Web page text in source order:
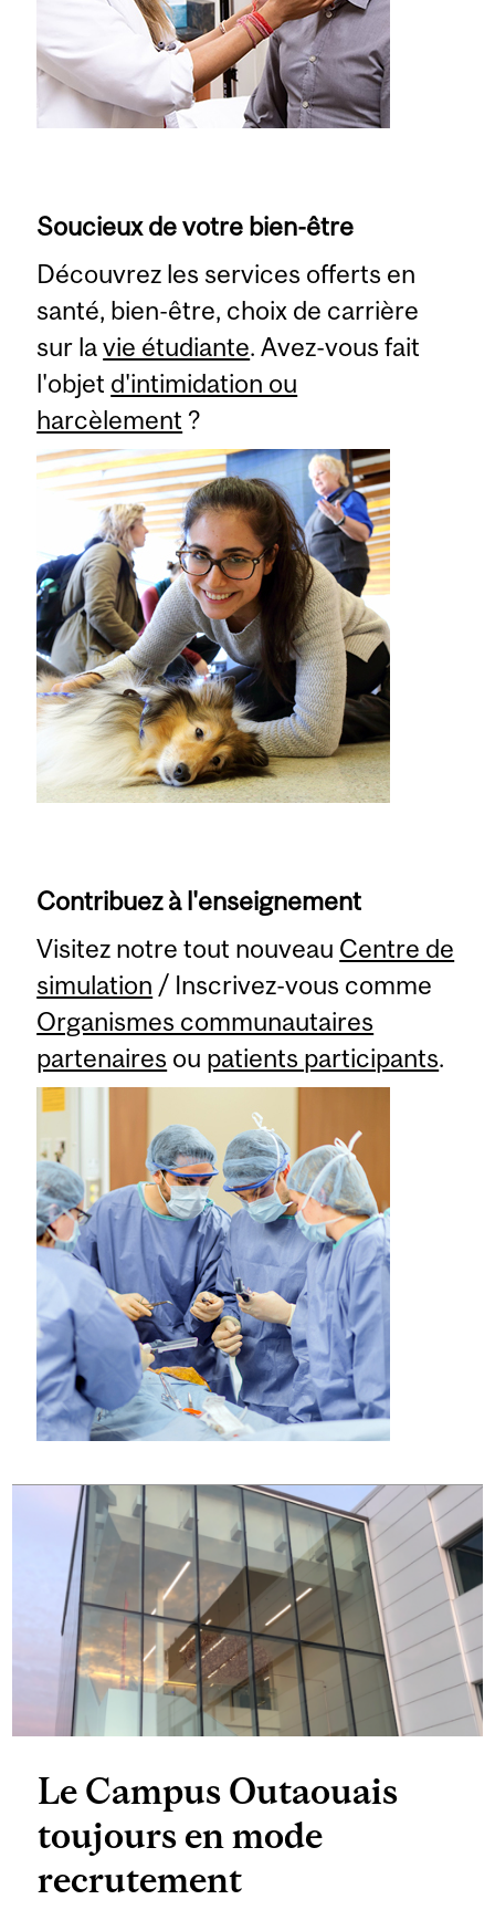
Soucieux de votre bien-être
Découvrez les services offerts en
santé, bien-être, choix de carrière
sur lavie étudiante. Avez-vous fait
l'objet d'intimidation ou
harcèlement ?
Contribuez à l'enseignement
Visitez notre tout nouveau Centre de
simulation / Inscrivez-vous comme
Organismes communautaires
partenaires ou patients participants.
Le Campus Outaouais
toujours en mode
recrutement